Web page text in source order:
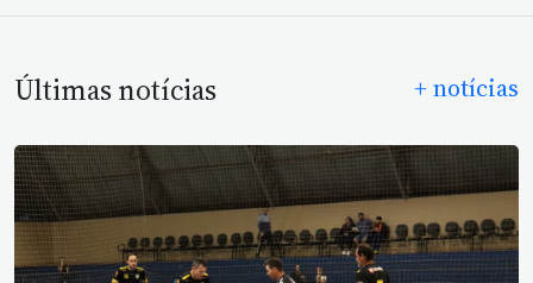
Últimas notícias + notícias